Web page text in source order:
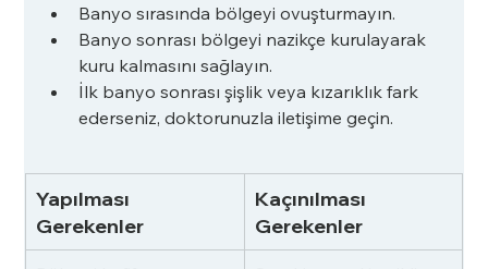
Banyo sırasında bölgeyi ovuşturmayın.
Banyo sonrası bölgeyi nazikçe kurulayarak
kuru kalmasını sağlayın.
İlk banyo sonrası şişlik veya kızarıklık fark
ederseniz, doktorunuzla iletişime geçin.
Yapılması
Gerekenler
Kaçınılması
Gerekenler